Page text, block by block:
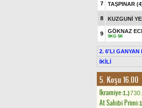
7 TAŞPINAR
8
KUZGUNİ
9 GÖKNAZ
SKG SK
2. 6'LI
İKİLİ
5. Koşu 16.00
Ikramiye:1.)
At Sahibi Primi: